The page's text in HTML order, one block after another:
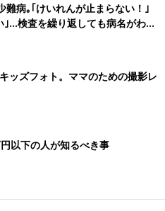
難病｡｢けいれんが止まらない！｣
｣…検査を繰り返しても病名がわか
連神経疾患】
ッズフォト。ママのための撮影レ
以下の人が知るべき事